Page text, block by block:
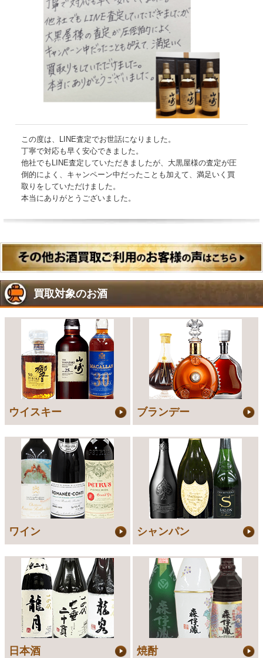
この度は、LINE査定でお世話になりました。
丁寧で対応も早く安心できました。
他社でもLINE査定していただきましたが、大黒屋様の査定が圧
倒的によく、キャンペーン中だったことも加えて、満足いく買
取りをしていただけました。
本当にありがとうございました。
買取対象のお酒
ウイスキー ブランデー
ワイン シャンパン
日本酒 焼酎